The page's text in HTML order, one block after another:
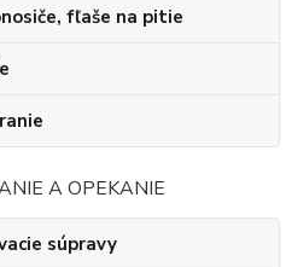
fľaše na pitie
A OPEKANIE
súpravy